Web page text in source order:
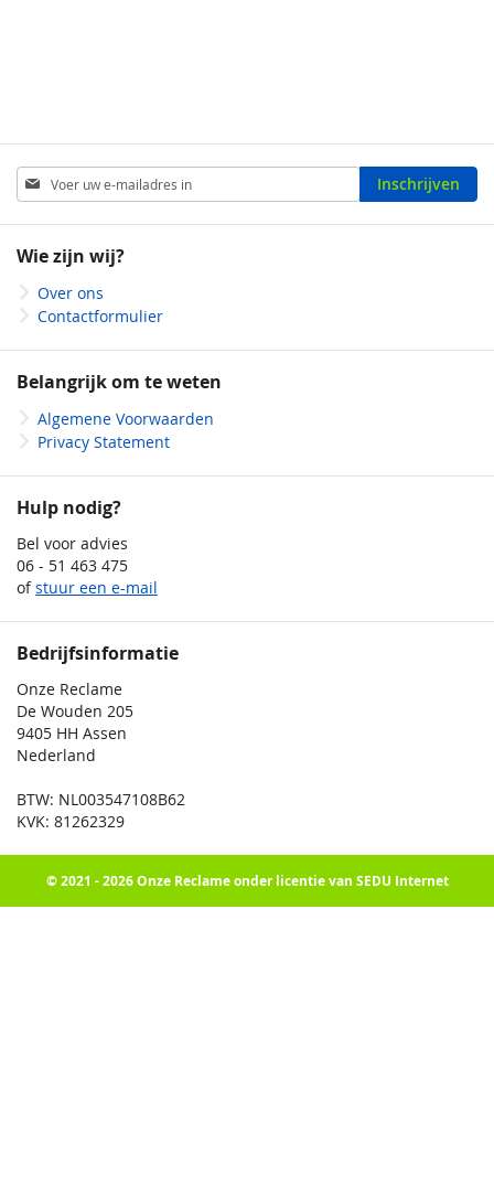
Abonneer
u
op
nieuwsbrief
Inschrijven
Wie zijn wij?
Over ons
Contactformulier
Belangrijk om te weten
Algemene Voorwaarden
Privacy Statement
Hulp nodig?
Bel voor advies
06 - 51 463 475
ofstuur een e-mail
Bedrijfsinformatie
Onze Reclame
De Wouden 205
9405 HH Assen
Nederland
BTW: NL003547108B62
KVK: 81262329
© 2021 - 2026 Onze Reclame onder licentie van SEDU Internet